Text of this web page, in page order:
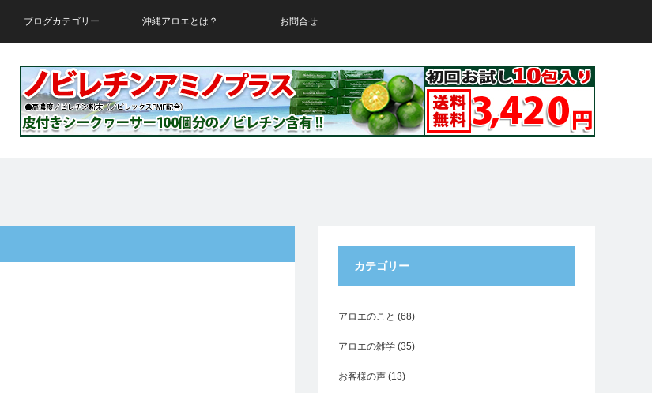
ブログカテゴリー 沖縄アロエとは？ お問合せ
カテゴリー
アロエのこと (68)
アロエの雑学 (35)
お客様の声 (13)